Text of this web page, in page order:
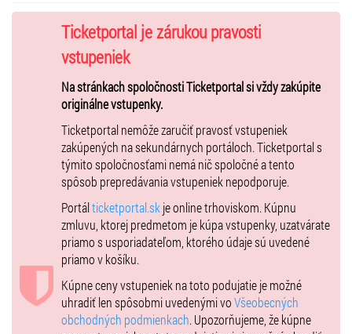
- komentovaná prehliadka z priestorov, v ktorých sa reprezentanti
pripravujú na zápas
- prehliadku šatne
- prehliadku pripravenej striedačky na zápas
- stretnutie s trénerom Craigom Ramsaym v predzápasovej
- slovenský dres podpísaný aktuálnym reprezentačným výberom
- možnosť „ťuknúť“ si s hráčmi pred nástupom na ľad
- VIP vstupenku na zápas s neobmedzenou konzumáciou
a výnimočnou príležitosťou pohybovať sa medzi
slovenskými hokejovými osobnosťami
- sledovanie duelu v rámci VIP tribúny
- darček od nášho partnera Heineken Slovensko
- spomienkové fotografie
Po zakúpení vstupenky vám príde informačný mail zo spoločnosti
Ticketportal, v ktorom budú všetky základné informácie. Mail nebude
automatický, príde spravidla do niekoľkých dní od zakúpenia lístka. V
prípade, že neobdržíte kontaktný mail, napíšte, prosíme, na
Ticketportal je zárukou pravosti
vstupeniek
Na stránkach spoločnosti Ticketportal si vždy zakúpite
originálne vstupenky.
Ticketportal nemôže zaručiť pravosť vstupeniek
zakúpených na sekundárnych portáloch. Ticketportal s
týmito spoločnosťami nemá nič spoločné a tento
spôsob prepredávania vstupeniek nepodporuje.
Portálticketportal.sk je online trhoviskom. Kúpnu
zmluvu, ktorej predmetom je kúpa vstupenky, uzatvárate
priamo s usporiadateľom, ktorého údaje sú uvedené
priamo v košíku.
Kúpne ceny vstupeniek na toto podujatie je možné
uhradiť len spôsobmi uvedenými voVšeobecných
obchodných podmienkach. Upozorňujeme, že kúpne